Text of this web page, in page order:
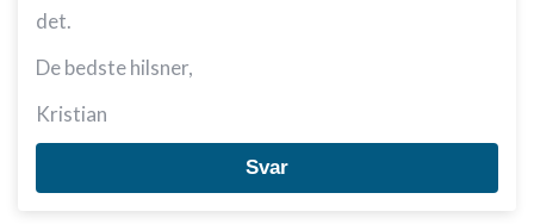
det.
De bedste hilsner,
Kristian
Svar